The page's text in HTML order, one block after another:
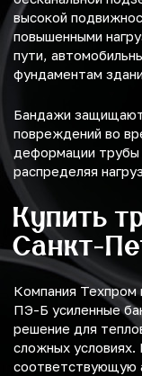
высокой
повышенными
пути,
фундаментам
Бандажи
повреждений во
деформации трубы
распределяя
Купить
Санкт-
Компания Техпром
ПЭ-Б усиленные
решение для
сложных
соответствующую